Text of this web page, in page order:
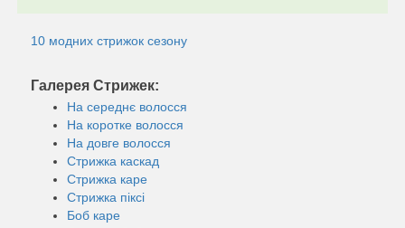
10 модних стрижок сезону
Галерея Стрижек:
На середнє волосся
На коротке волосся
На довге волосся
Стрижка каскад
Стрижка каре
Стрижка піксі
Боб каре